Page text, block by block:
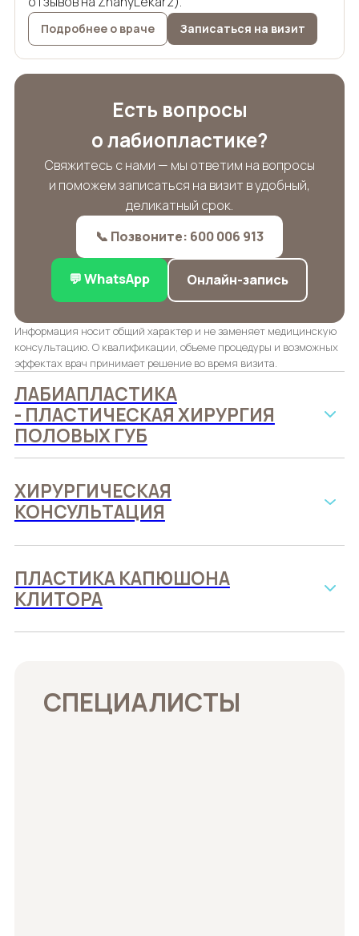
Подробнее о враче Записаться на визит
Есть вопросы
о лабиопластике?
Свяжитесь с нами — мы ответим на вопросы
и поможем записаться на визит в удобный,
деликатный срок.
📞 Позвоните: 600 006 913
💬 WhatsApp Онлайн-запись
Информация носит общий характер и не заменяет медицинскую
консультацию. О квалификации, объеме процедуры и возможных
эффектах врач принимает решение во время визита.
ЛАБИАПЛАСТИКА
- ПЛАСТИЧЕСКАЯ ХИРУРГИЯ
ПОЛОВЫХ ГУБ
ХИРУРГИЧЕСКАЯ
КОНСУЛЬТАЦИЯ
ПЛАСТИКА КАПЮШОНА
КЛИТОРА
СПЕЦИАЛИСТЫ